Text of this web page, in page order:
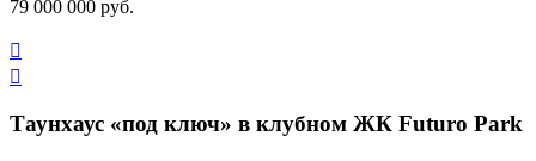
79 000 000 руб.


Таунхаус «под ключ» в клубном ЖК Futuro Park